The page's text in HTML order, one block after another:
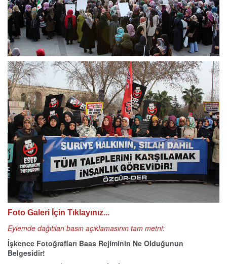
Foto Galeri İçin Tıklayınız...
Eylemde dağıtılan basın açıklamasının tam metni:
İşkence Fotoğrafları Baas Rejiminin Ne Olduğunun
Belgesidir!